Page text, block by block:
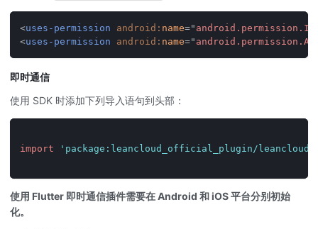
<uses-permission android: name="
<uses-permission android: name="
即时通信
使用 SDK 时添加下列导入语句到头部：
import 'package:leancloud_official_plugin/
使用 Flutter 即时通信插件需要在 Android 和 iOS 平台分别初始
化。